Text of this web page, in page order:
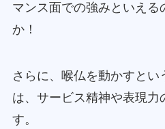
マンス面での強みといえる
か！
さらに、喉仏を動かすとい
は、サービス精神や表現力
す。